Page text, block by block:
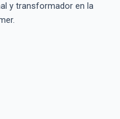
y transformador en la